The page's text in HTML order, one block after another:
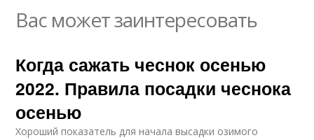
Вас может заинтересовать
Когда сажать чеснок осенью
2022. Правила посадки чеснока
осенью
Хороший показатель для начала высадки озимого